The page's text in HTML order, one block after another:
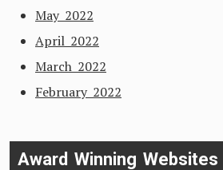
May 2022
April 2022
March 2022
February 2022
Award Winning Websites